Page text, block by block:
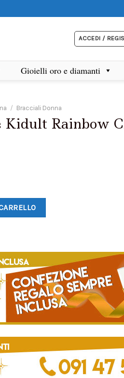
ACCEDI /
Gioielli oro e diamanti
/ Bracciali Donna
Kidult Rainbow